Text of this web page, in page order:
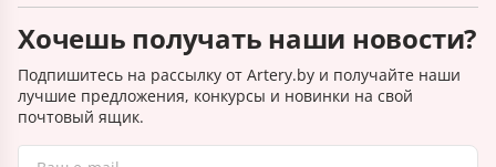
Хочешь получать наши новости?
Подпишитесь на рассылку от Artery.by и получайте наши
лучшие предложения, конкурсы и новинки на свой
почтовый ящик.